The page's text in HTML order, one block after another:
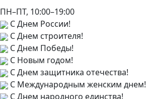
ПН–ПТ, 10:00–19:00
С Днем России!
С Днем строителя!
С Днем Победы!
С Новым годом!
С Днем защитника отечества!
С Международным женским днем!
С Днем народного единства!